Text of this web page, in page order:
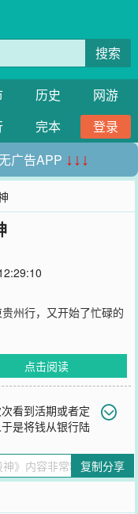
搜索
历史
网游
完本
登录
广告APP ↓↓↓
州行，又开始了忙碌的
点击阅读
看到活期或者定
是将钱从银行陆
入这个激烈资本市场冲
现在我们面前。
请不要忘记向您QQ群和
复制分享